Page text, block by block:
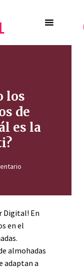
los
de
es la
Digital! En
en el
almohadas
adaptan a